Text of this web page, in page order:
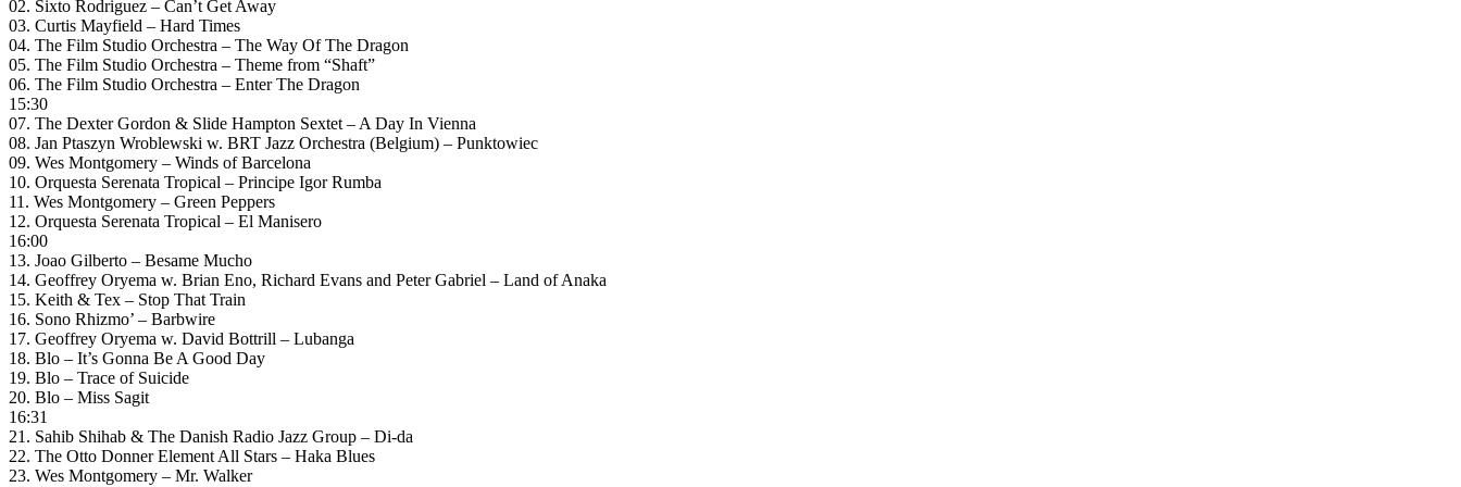
02. Sixto Rodriguez – Can’t Get Away
03. Curtis Mayfield – Hard Times
04. The Film Studio Orchestra – The Way Of The Dragon
05. The Film Studio Orchestra – Theme from “Shaft”
06. The Film Studio Orchestra – Enter The Dragon
15:30
07. The Dexter Gordon & Slide Hampton Sextet – A Day In Vienna
08. Jan Ptaszyn Wroblewski w. BRT Jazz Orchestra (Belgium) – Punktowiec
09. Wes Montgomery – Winds of Barcelona
10. Orquesta Serenata Tropical – Principe Igor Rumba
11. Wes Montgomery – Green Peppers
12. Orquesta Serenata Tropical – El Manisero
16:00
13. Joao Gilberto – Besame Mucho
14. Geoffrey Oryema w. Brian Eno, Richard Evans and Peter Gabriel – Land of Anaka
15. Keith & Tex – Stop That Train
16. Sono Rhizmo’ – Barbwire
17. Geoffrey Oryema w. David Bottrill – Lubanga
18. Blo – It’s Gonna Be A Good Day
19. Blo – Trace of Suicide
20. Blo – Miss Sagit
16:31
21. Sahib Shihab & The Danish Radio Jazz Group – Di-da
22. The Otto Donner Element All Stars – Haka Blues
23. Wes Montgomery – Mr. Walker